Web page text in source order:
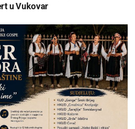
u Vukovar